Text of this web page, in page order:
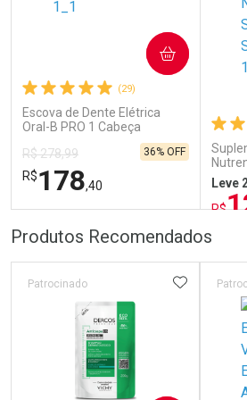
(29)
Escova de Dente Elétrica
Oral-B PRO 1 Cabeça
Redonda Recarregável 1
Unidade
R$ 278,99
R$178,40
36% OFF
COMPRAR
FECHAR
FECHAR
Por Menos
740g
Leve
R$
Produtos Recomendados
Patrocinado